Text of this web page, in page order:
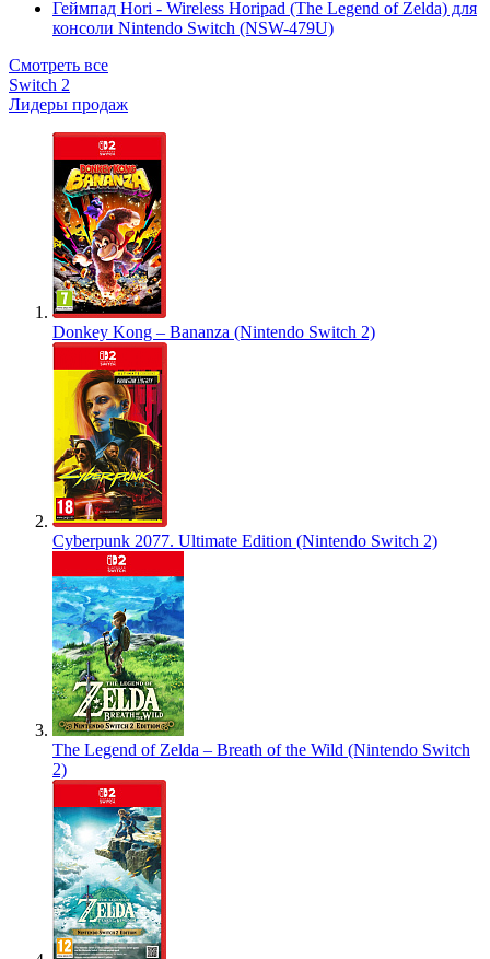
Геймпад Hori - Wireless Horipad (The Legend of Zelda) для
консоли Nintendo Switch (NSW-479U)
Смотреть все
Switch 2
Лидеры продаж
Donkey Kong – Bananza (Nintendo Switch 2)
Cyberpunk 2077. Ultimate Edition (Nintendo Switch 2)
The Legend of Zelda – Breath of the Wild (Nintendo Switch
2)